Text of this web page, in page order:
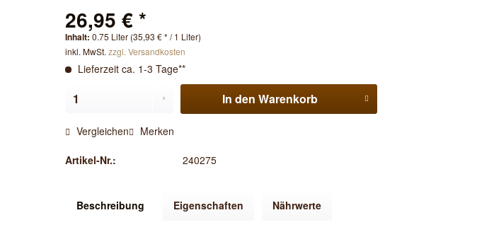
26,95 € *
Inhalt: 0.75 Liter (35,93 € * / 1 Liter)
inkl. MwSt. zzgl. Versandkosten
Lieferzeit ca. 1-3 Tage**
In den Warenkorb
Vergleichen Merken
Artikel-Nr.: 240275
Beschreibung Eigenschaften Nährwerte